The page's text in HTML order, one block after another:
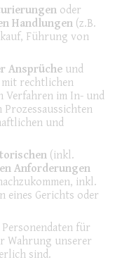
oder
Handlungen (z.B.
Führung von
Ansprüche und
mit rechtlichen
Verfahren im In- und
und
(inkl.
Anforderungen
inkl.
eines Gerichts oder
für
Wahrung unserer
sind.